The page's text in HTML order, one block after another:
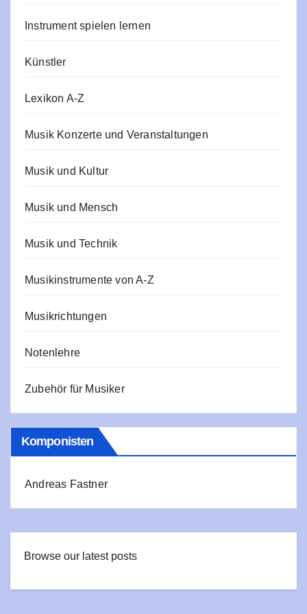
Instrument spielen lernen
Künstler
Lexikon A-Z
Musik Konzerte und Veranstaltungen
Musik und Kultur
Musik und Mensch
Musik und Technik
Musikinstrumente von A-Z
Musikrichtungen
Notenlehre
Zubehör für Musiker
Komponisten
Andreas Fastner
Browse our latest posts